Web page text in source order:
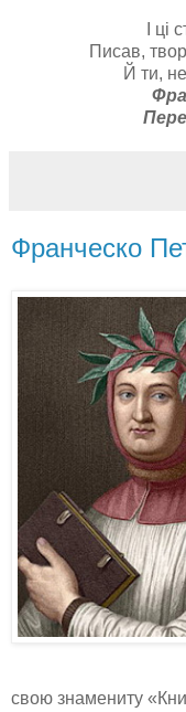
І
Писав,
Й ти,
Франческо
свою знамениту